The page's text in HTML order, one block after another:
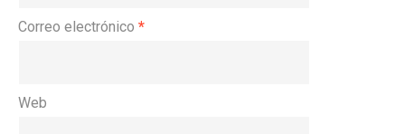
Correo electrónico *
Web